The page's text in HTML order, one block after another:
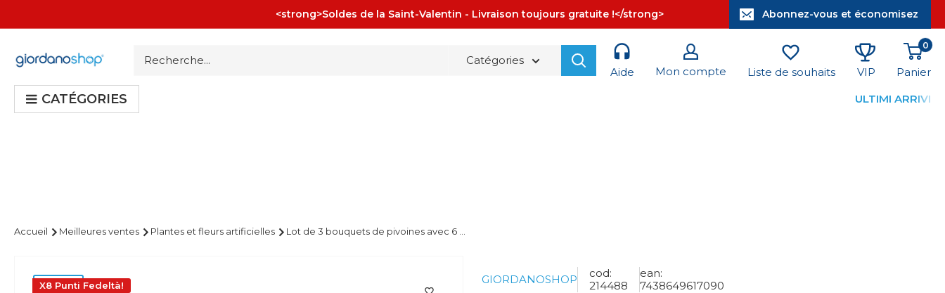
au
<strong>Soldes de la Saint-Valentin - Livraison toujours gratuite !</strong> Abonnez-vous et économisez
Giordano
Catégories
Aide
Mon compte Liste de souhaits VIP
0
Panier
CATÉGORIES ULTIMI ARRIVI
Accueil Meilleures ventes Plantes et fleurs artificielles Lot de 3 bouquets de pivoines avec 6 ...
X8 Punti Fedeltà! GIORDANOSHOP
cod:
214488
ean:
7438649617090